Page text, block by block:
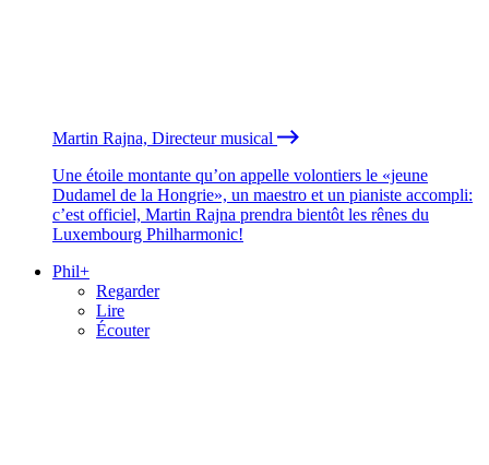
Martin Rajna, Directeur musical
Une étoile montante qu’on appelle volontiers le «jeune
Dudamel de la Hongrie», un maestro et un pianiste accompli:
c’est officiel, Martin Rajna prendra bientôt les rênes du
Luxembourg Philharmonic!
Phil+
Regarder
Lire
Écouter